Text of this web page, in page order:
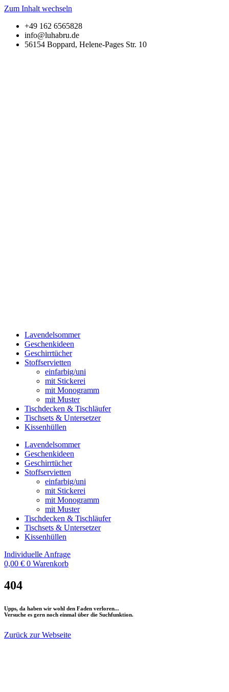
Zum Inhalt wechseln
+49 162 6565828
info@luhabru.de
56154 Boppard, Helene-Pages Str. 10
Lavendelsommer
Geschenkideen
Geschirrtücher
Stoffservietten
einfarbig/uni
mit Stickerei
mit Monogramm
mit Muster
Tischdecken & Tischläufer
Tischsets & Untersetzer
Kissenhüllen
Lavendelsommer
Geschenkideen
Geschirrtücher
Stoffservietten
einfarbig/uni
mit Stickerei
mit Monogramm
mit Muster
Tischdecken & Tischläufer
Tischsets & Untersetzer
Kissenhüllen
Individuelle Anfrage
0,00 € 0 Warenkorb
404
Upps, da haben wir wohl den Faden verloren...
Versuche es gern noch einmal über die Suchfunktion.
Zurück zur Webseite